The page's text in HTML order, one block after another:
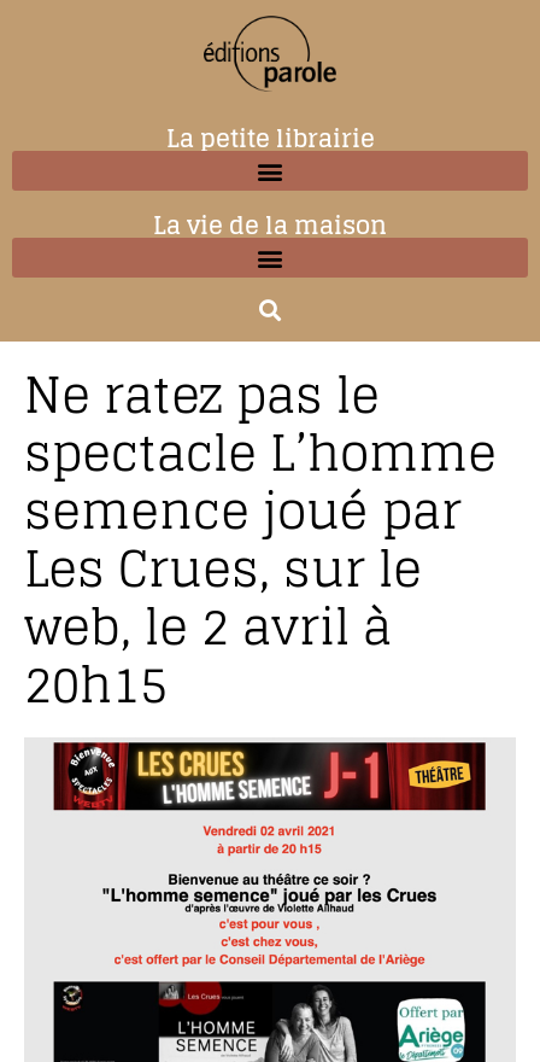
La petite librairie
La vie de la maison
Ne ratez pas le
spectacle L’homme
semence joué par
Les Crues, sur le
web, le 2 avril à
20h15